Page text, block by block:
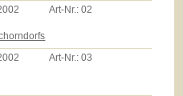
Art-Nr.:02
Art-Nr.:03